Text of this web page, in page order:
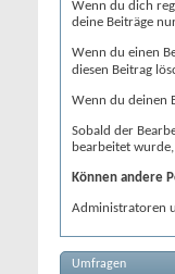
Wenn du dich
deine Beiträge
Wenn du einen
diesen Beitrag
Wenn du deinen
Sobald der
bearbeitet
Können andere
Administratoren
Umfragen